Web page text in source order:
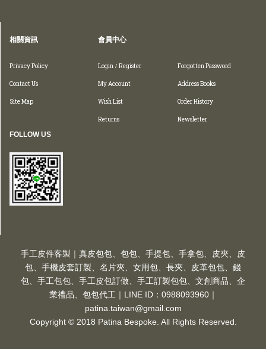
相關資訊
Privacy Policy
Contact Us
Site Map
會員中心
Login / Register Forgotten Password
My Account Address Books
Wish List Order History
Returns Newsletter
FOLLOW US
手工皮件客製｜真皮包包、包包、手提包、手拿包、皮夾、皮
包、手機皮套訂製、名片夾、女用包、長夾、皮革包包、錢
包、手工包包、手工皮包訂做、手工訂製包包、文創商品、企
業禮品、包包代工｜LINE ID：0988093960｜
patina.taiwan@gmail.com
Copyright © 2018 Patina Bespoke. All Rights Reserved.